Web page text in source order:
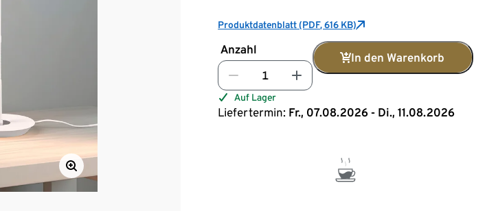
Produktdatenblatt (PDF, 616 KB)
Anzahl
In den Warenkorb
Auf Lager
Liefertermin: Fr., 07.08.2026 - Di., 11.08.2026